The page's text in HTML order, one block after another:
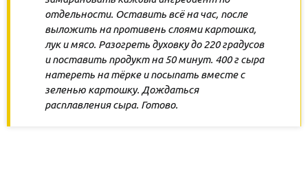
отдельности. Оставить всё на час, после
выложить на противень слоями картошка,
лук и мясо. Разогреть духовку до 220 градусов
и поставить продукт на 50 минут. 400 г сыра
натереть на тёрке и посыпать вместе с
зеленью картошку. Дождаться
расплавления сыра. Готово.